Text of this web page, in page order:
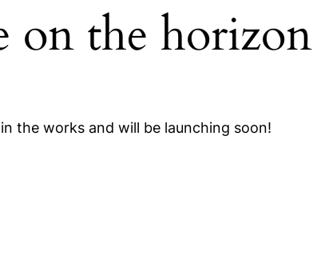
on the horizon
the works and will be launching soon!